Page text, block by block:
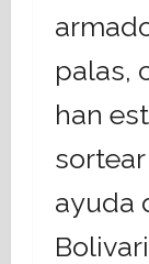
palas,
han
ayuda